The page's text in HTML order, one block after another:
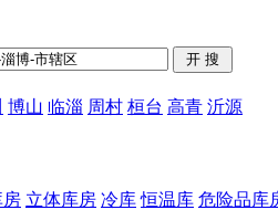
博山 临淄 周村 桓台 高青 沂源
房 立体库房 冷库 恒温库 危险品库